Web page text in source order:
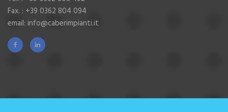
Fax. : +39 0362 804 094
email: info@caberimpianti.it